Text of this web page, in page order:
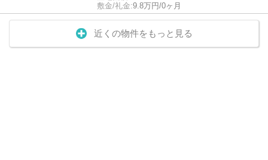
敷金/礼金:9.8万円/0ヶ月
近くの物件をもっと見る